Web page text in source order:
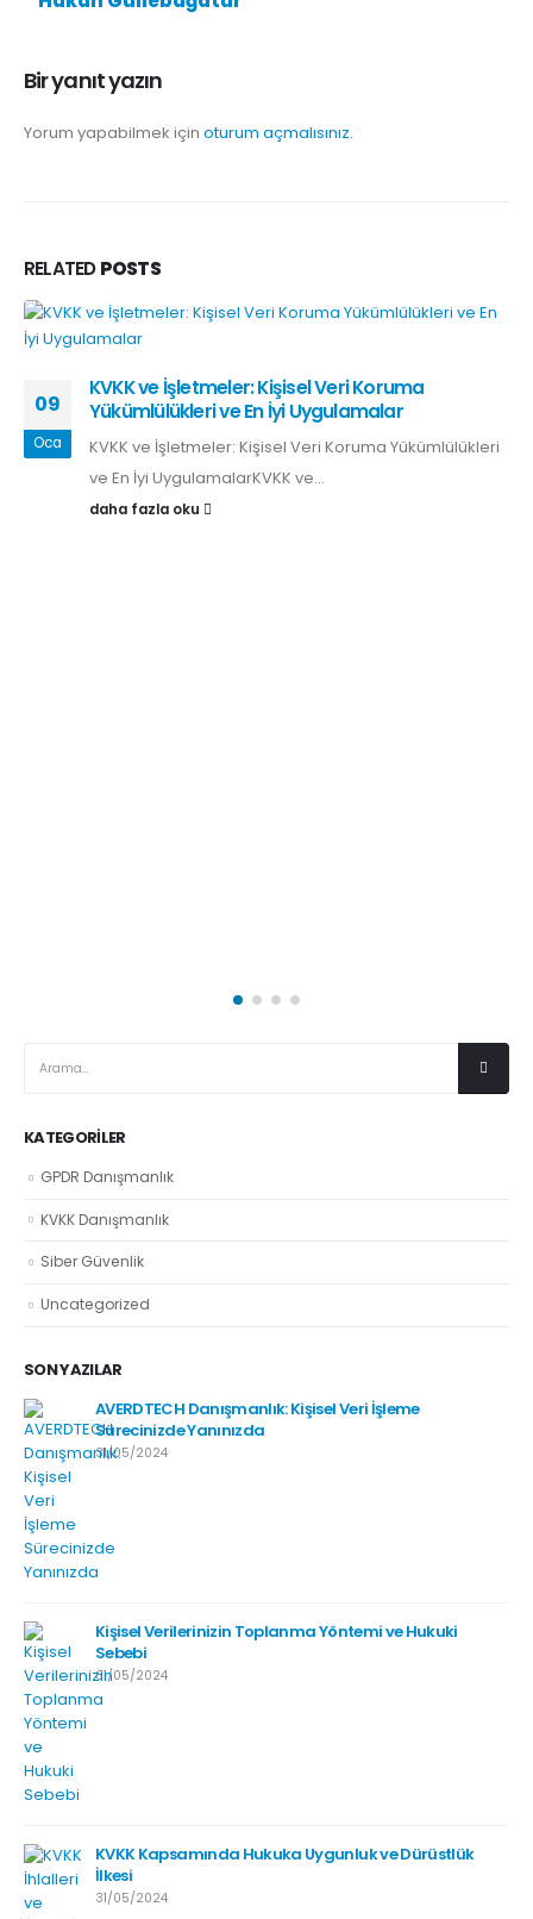
Bir yanıt yazın
Yorum yapabilmek için oturum açmalısınız.
RELATEDPOSTS
09
Oca
KVKK ve İşletmeler: Kişisel Veri Koruma
Yükümlülükleri ve En İyi Uygulamalar
KVKK ve İşletmeler: Kişisel Veri Koruma Yükümlülükleri
ve En İyi UygulamalarKVKK ve...
daha fazla oku
KATEGORILER
GPDR Danışmanlık
KVKK Danışmanlık
Siber Güvenlik
Uncategorized
SON YAZILAR
AVERDTECH Danışmanlık: Kişisel Veri İşleme
Sürecinizde Yanınızda
31/05/2024
Kişisel Verilerinizin Toplanma Yöntemi ve Hukuki
Sebebi
31/05/2024
KVKK Kapsamında Hukuka Uygunluk ve Dürüstlük
İlkesi
31/05/2024